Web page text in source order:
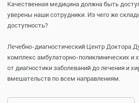
Качественная медицина должна быть
уверены наши сотрудники. Из чего же
доступность?
Лечебно-диагностический Центр Доктора
комплекс амбулаторно-поликлинических и
от диагностики заболеваний до лечения и
вмешательств по всем направлениям.